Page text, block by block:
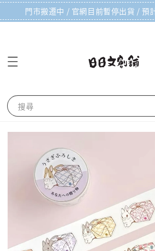
門市搬遷中 / 官網目前暫停出貨 / 預
搜尋